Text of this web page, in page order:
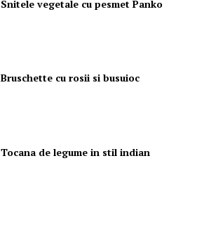
Snitele vegetale cu pesmet Panko
Bruschette cu rosii si busuioc
Tocana de legume in stil indian